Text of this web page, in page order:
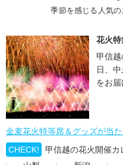
季節を感じる人気
花火特
甲信
日、
をお届
金麦花火特等席＆グッズが当
CHECK!
甲信越の花火開催カ